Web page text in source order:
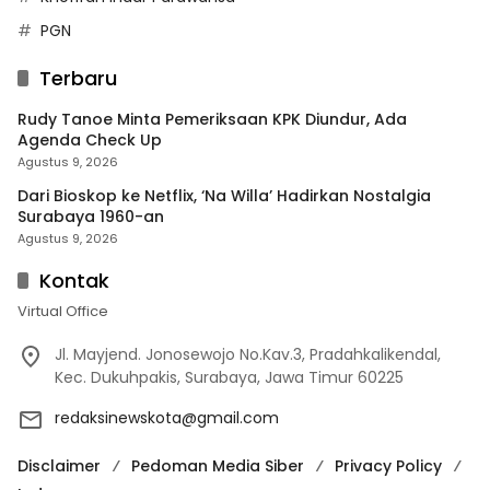
PGN
Terbaru
Rudy Tanoe Minta Pemeriksaan KPK Diundur, Ada
Agenda Check Up
Agustus 9, 2026
Dari Bioskop ke Netflix, ‘Na Willa’ Hadirkan Nostalgia
Surabaya 1960-an
Agustus 9, 2026
Kontak
Virtual Office
Jl. Mayjend. Jonosewojo No.Kav.3, Pradahkalikendal,
Kec. Dukuhpakis, Surabaya, Jawa Timur 60225
redaksinewskota@gmail.com
Disclaimer Pedoman Media Siber
Privacy Policy